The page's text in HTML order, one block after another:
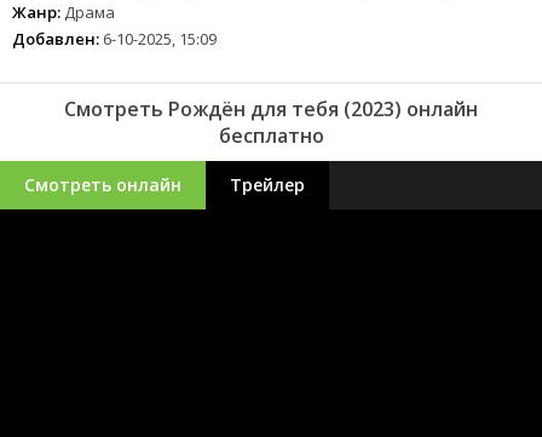
Жанр: Драма
Добавлен: 6-10-2025, 15:09
Смотреть Рождён для тебя (2023) онлайн
бесплатно
Смотреть онлайн Трейлер